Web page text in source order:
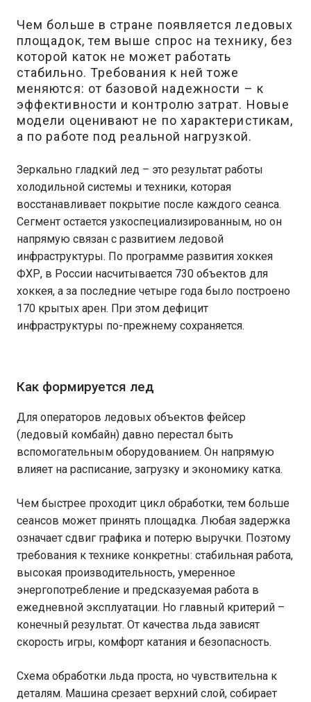
Чем больше в стране появляется ледовых
площадок, тем выше спрос на технику, без
которой каток не может работать
стабильно. Требования к ней тоже
меняются: от базовой надежности – к
эффективности и контролю затрат. Новые
модели оценивают не по характеристикам,
а по работе под реальной нагрузкой.
Зеркально гладкий лед – это результат работы
холодильной системы и техники, которая
восстанавливает покрытие после каждого сеанса.
Сегмент остается узкоспециализированным, но он
напрямую связан с развитием ледовой
инфраструктуры. По программе развития хоккея
ФХР, в России насчитывается 730 объектов для
хоккея, а за последние четыре года было построено
170 крытых арен. При этом дефицит
инфраструктуры по-прежнему сохраняется.
Как формируется лед
Для операторов ледовых объектов фейсер
(ледовый комбайн) давно перестал быть
вспомогательным оборудованием. Он напрямую
влияет на расписание, загрузку и экономику катка.
Чем быстрее проходит цикл обработки, тем больше
сеансов может принять площадка. Любая задержка
означает сдвиг графика и потерю выручки. Поэтому
требования к технике конкретны: стабильная работа,
высокая производительность, умеренное
энергопотребление и предсказуемая работа в
ежедневной эксплуатации. Но главный критерий –
конечный результат. От качества льда зависят
скорость игры, комфорт катания и безопасность.
Схема обработки льда проста, но чувствительна к
деталям. Машина срезает верхний слой, собирает